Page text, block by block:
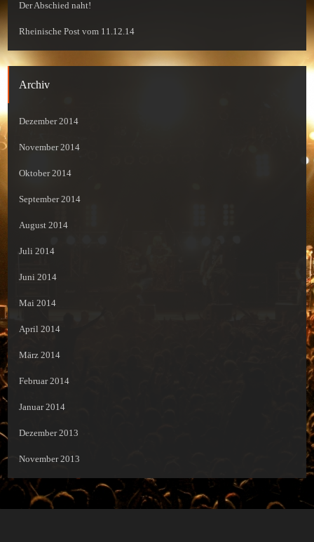
Der Abschied naht!
Rheinische Post vom 11.12.14
Archiv
Dezember 2014
November 2014
Oktober 2014
September 2014
August 2014
Juli 2014
Juni 2014
Mai 2014
April 2014
März 2014
Februar 2014
Januar 2014
Dezember 2013
November 2013